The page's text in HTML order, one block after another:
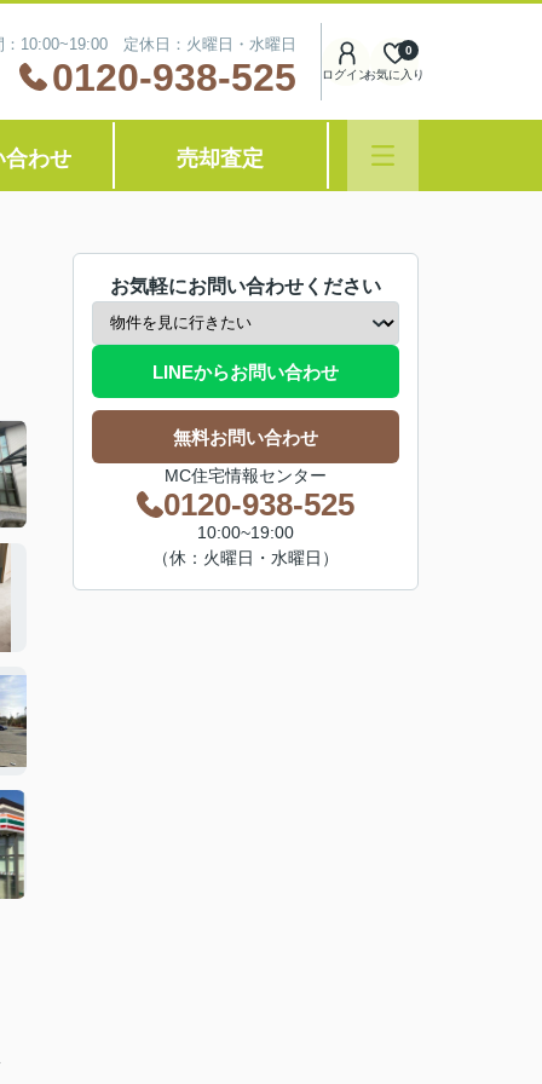
：10:00~19:00 定休日：火曜日・水曜日
0120-938-525 ログインお気に入り
0
合わせ 売却査定
お気軽にお問い合わせください
LINEからお問い合わせ
無料お問い合わせ
MC住宅情報センター
0120-938-525
10:00~19:00
（休：火曜日・水曜日）